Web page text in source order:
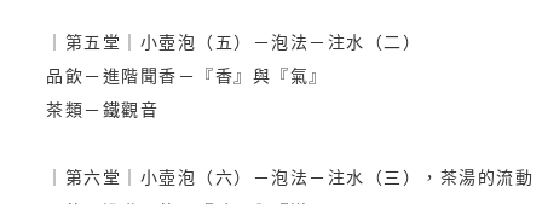
｜第五堂｜小壺泡（五）－泡法－注水（二）
品飲－進階聞香－『香』與『氣』
茶類－鐵觀音
｜第六堂｜小壺泡（六）－泡法－注水（三），茶湯的流動